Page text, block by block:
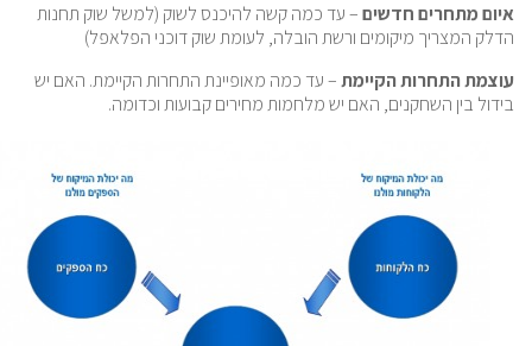
איום מתחרים חדשים– עד כמה קשה להיכנס לשוק (למשל שוק תחנות
הדלק המצריך מיקומים ורשת הובלה, לעומת שוק דוכני הפלאפל)
עוצמת התחרות הקיימת– עד כמה מאופיינת התחרות הקיימת. האם יש
בידול בין השחקנים, האם יש מלחמות מחירים קבועות וכדומה.